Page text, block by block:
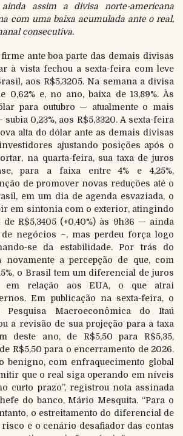
ainda assim a divisa norte-americana
com uma baixa acumulada ante o real,
consecutiva.
ante boa parte das demais divisas
à vista fechou a sexta-feira com leve
aos R$5,3205. Na semana a divisa
0,62% e, no ano, baixa de 13,89%. Às
para outubro — atualmente o mais
0,23%, aos R$5,3320. A sexta-feira
alta do dólar ante as demais divisas
ajustando posições após o
na quarta-feira, sua taxa de juros
para a faixa entre 4% e 4,25%,
de promover novas reduções até o
em um dia de agenda esvaziada, o
em sintonia com o exterior, atingindo
R$5,3405 (+0,40%) às 9h36 — ainda
negócios –, mas perdeu força logo
se da estabilidade. Por trás do
novamente a percepção de que, com
o Brasil tem um diferencial de juros
em relação aos EUA, o que atrai
Em publicação na sexta-feira, o
Pesquisa Macroeconômica do Itaú
a revisão de sua projeção para a taxa
deste ano, de R$5,50 para R$5,35,
R$5,50 para o encerramento de 2026.
benigno, com enfraquecimento global
que o real siga operando em níveis
curto prazo”, registrou nota assinada
do banco, Mário Mesquita. “Para o
o estreitamento do diferencial de
e o cenário desafiador das contas